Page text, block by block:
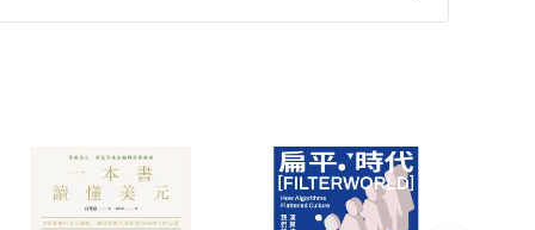
第2條第5款之規定，「非以有形媒介提供之數位
點選「瀏覽訂單明細」 「申請取消訂單/退
付款方式
Payment
完成訂單
Complete